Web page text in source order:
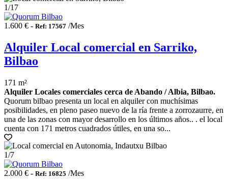
1/17
1.600 € - Ref: 17567 /Mes
Alquiler Local comercial en Sarriko,
Bilbao
171 m²
Alquiler Locales comerciales cerca de Abando / Albia, Bilbao.
Quorum bilbao presenta un local en alquiler con muchísimas
posibilidades, en pleno paseo nuevo de la ría frente a zorrozaurre, en
una de las zonas con mayor desarrollo en los últimos años.. . el local
cuenta con 171 metros cuadrados útiles, en una so...
1/7
2.000 € - Ref: 16825 /Mes